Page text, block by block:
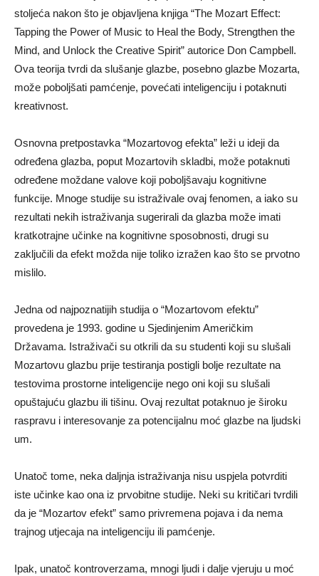
stoljeća nakon što je objavljena knjiga “The Mozart Effect:
Tapping the Power of Music to Heal the Body, Strengthen the
Mind, and Unlock the Creative Spirit” autorice Don Campbell.
Ova teorija tvrdi da slušanje glazbe, posebno glazbe Mozarta,
može poboljšati pamćenje, povećati inteligenciju i potaknuti
kreativnost.
Osnovna pretpostavka “Mozartovog efekta” leži u ideji da
određena glazba, poput Mozartovih skladbi, može potaknuti
određene moždane valove koji poboljšavaju kognitivne
funkcije. Mnoge studije su istraživale ovaj fenomen, a iako su
rezultati nekih istraživanja sugerirali da glazba može imati
kratkotrajne učinke na kognitivne sposobnosti, drugi su
zaključili da efekt možda nije toliko izražen kao što se prvotno
mislilo.
Jedna od najpoznatijih studija o “Mozartovom efektu”
provedena je 1993. godine u Sjedinjenim Američkim
Državama. Istraživači su otkrili da su studenti koji su slušali
Mozartovu glazbu prije testiranja postigli bolje rezultate na
testovima prostorne inteligencije nego oni koji su slušali
opuštajuću glazbu ili tišinu. Ovaj rezultat potaknuo je široku
raspravu i interesovanje za potencijalnu moć glazbe na ljudski
um.
Unatoč tome, neka daljnja istraživanja nisu uspjela potvrditi
iste učinke kao ona iz prvobitne studije. Neki su kritičari tvrdili
da je “Mozartov efekt” samo privremena pojava i da nema
trajnog utjecaja na inteligenciju ili pamćenje.
Ipak, unatoč kontroverzama, mnogi ljudi i dalje vjeruju u moć